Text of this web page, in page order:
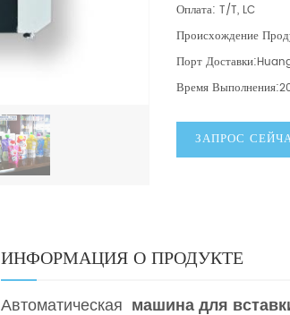
Оплата: T/T, LC
Происхождение
Порт Доставки:
Время Выполнения:
ЗАПРОС
ИНФОРМАЦИЯ О ПРОДУКТЕ
Автоматическая машина для